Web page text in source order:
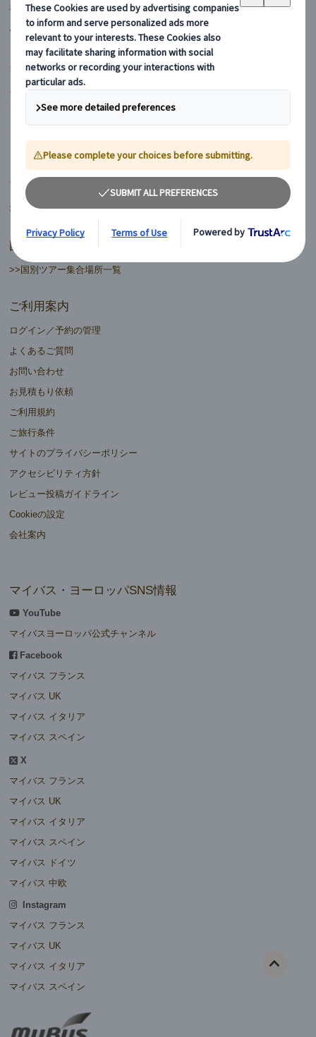
ポーランド
ルーマニア
クロアチア
オランダ
スイス
フィンランド
マイバス日本語ツアーデスク
>>日本語ツアーデスク一覧
国別ツアー集合場所
>>国別ツアー集合場所一覧
ご利用案内
ログイン／予約の管理
よくあるご質問
お問い合わせ
お見積もり依頼
ご利用規約
ご旅行条件
サイトのプライバシーポリシー
アクセシビリティ方針
レビュー投稿ガイドライン
Cookieの設定
会社案内
マイバス・ヨーロッパSNS情報
YouTube
マイバスヨーロッパ公式チャンネル
Facebook
マイバス フランス
マイバス UK
マイバス イタリア
マイバス スペイン
X
マイバス フランス
マイバス UK
マイバス イタリア
マイバス スペイン
マイバス ドイツ
マイバス 中欧
Instagram
マイバス フランス
マイバス UK
マイバス イタリア
マイバス スペイン